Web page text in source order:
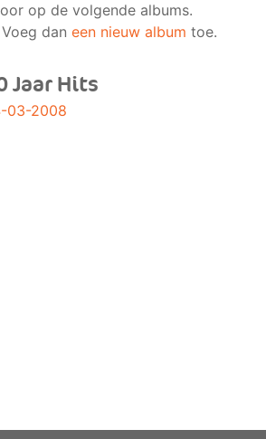
op de volgende albums.
dan een nieuw album toe.
Jaar Hits
03-2008